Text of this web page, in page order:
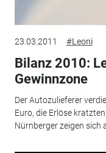
23.03.2011 #Leoni
Bilanz 2010:
Gewinnzone
Der Autozulieferer
Euro, die Erlöse
Nürnberger zeigen sich